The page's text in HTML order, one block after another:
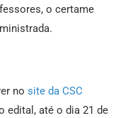
o certame
no site da CSC
edital, até o dia 21 de